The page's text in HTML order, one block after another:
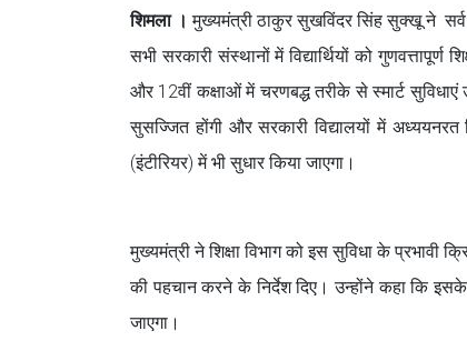
शिमला । मुख्यमंत्री ठाकुर सुखविंदर सिंह सुक्खू ने सर्व
सभी सरकारी संस्थानों में विद्यार्थियों को
और 12वीं कक्षाओं में चरणबद्ध तरीके से स्मार्ट सुविधाएं
सुसज्जित होंगी और सरकारी विद्यालयों में
(इंटीरियर) में भी सुधार किया जाएगा।
मुख्यमंत्री ने शिक्षा विभाग को इस सुविधा के प्रभावी
की पहचान करने के निर्देश दिए। उन्होंने कहा कि
जाएगा।